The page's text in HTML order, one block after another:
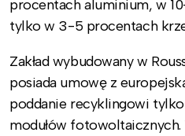
procentach aluminium, w
tylko w 3-5 procentach
Zakład wybudowany w
posiada umowę z
poddanie recyklingowi
modułów